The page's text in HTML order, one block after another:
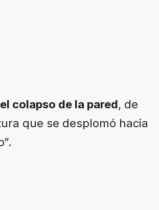
colapso de la pared, de
que se desplomó hacia